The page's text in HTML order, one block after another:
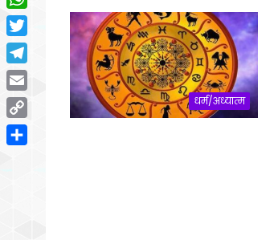
धर्म/अध्यात्म
WhatsApp
Twitter
Telegram
Email
Copy
Link